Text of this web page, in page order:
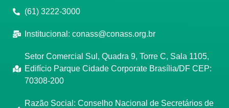
(61) 3222-3000
Institucional: conass@conass.org.br
Setor Comercial Sul, Quadra 9, Torre C, Sala 1105,
Edifício Parque Cidade Corporate Brasília/DF CEP:
70308-200
Razão Social: Conselho Nacional de Secretários de